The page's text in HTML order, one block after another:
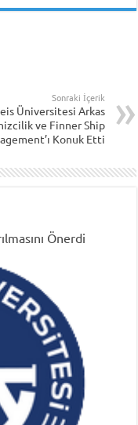
Sonraki İçerik
Üniversitesi Arkas
ve Finner Ship
Konuk Etti
Önerdi